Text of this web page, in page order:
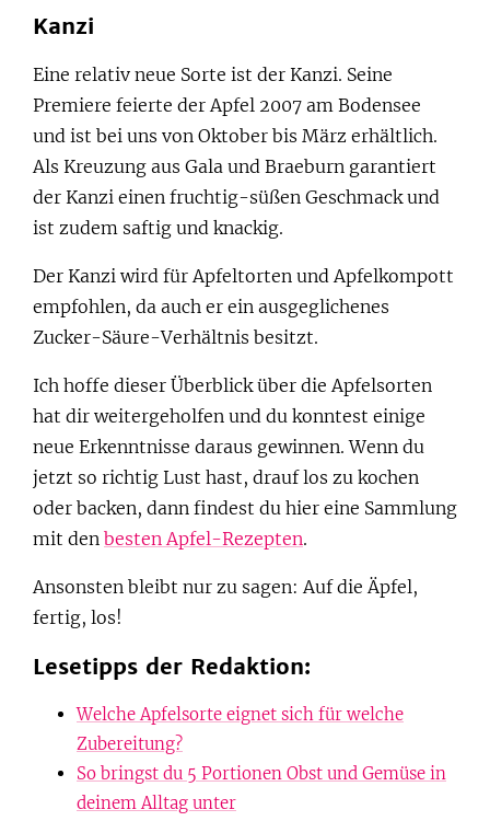
Kanzi
Eine relativ neue Sorte ist der Kanzi. Seine
Premiere feierte der Apfel 2007 am Bodensee
und ist bei uns von Oktober bis März erhältlich.
Als Kreuzung aus Gala und Braeburn garantiert
der Kanzi einen fruchtig-süßen Geschmack und
ist zudem saftig und knackig.
Der Kanzi wird für Apfeltorten und Apfelkompott
empfohlen, da auch er ein ausgeglichenes
Zucker-Säure-Verhältnis besitzt.
Ich hoffe dieser Überblick über die Apfelsorten
hat dir weitergeholfen und du konntest einige
neue Erkenntnisse daraus gewinnen. Wenn du
jetzt so richtig Lust hast, drauf los zu kochen
oder backen, dann findest du hier eine Sammlung
mit den besten Apfel-Rezepten.
Ansonsten bleibt nur zu sagen: Auf die Äpfel,
fertig, los!
Lesetipps der Redaktion:
Welche Apfelsorte eignet sich für welche
Zubereitung?
So bringst du 5 Portionen Obst und Gemüse in
deinem Alltag unter